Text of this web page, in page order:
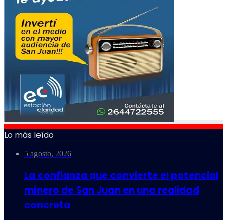
Lo más leído
5 agosto, 2026
La confianza que convierte el potencial
minero de San Juan en una realidad
concreta